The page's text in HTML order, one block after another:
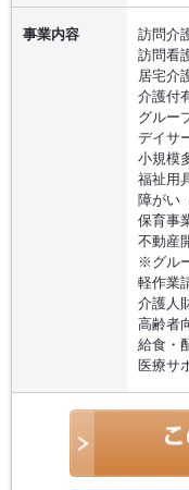
事業内容
訪問介
訪問看
居宅介
介護付
グルー
デイサ
小規模
福祉用
障がい
保育事
不動産
※グル
軽作業
介護人
高齢者
給食・
医療サ